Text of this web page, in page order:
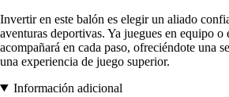
Invertir en este balón es elegir un aliado
aventuras deportivas. Ya juegues en equipo o
acompañará en cada paso, ofreciéndote una
una experiencia de juego superior.
Información adicional